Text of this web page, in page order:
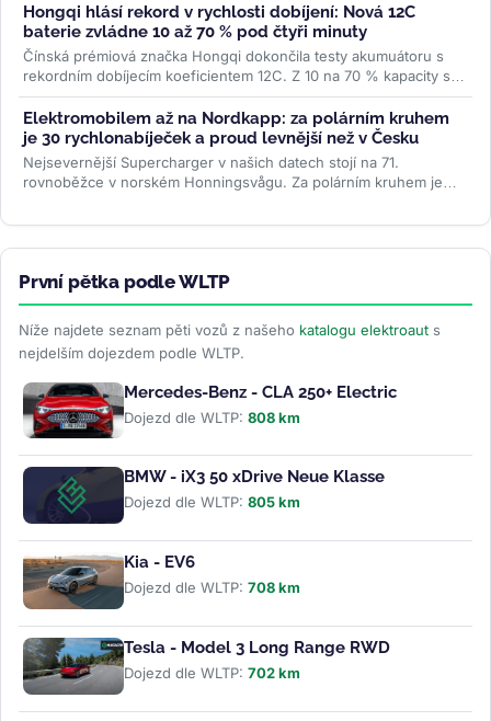
Hongqi hlásí rekord v rychlosti dobíjení: Nová 12C
baterie zvládne 10 až 70 % pod čtyři minuty
Čínská prémiová značka Hongqi dokončila testy akumuátoru s
rekordním dobíjecím koeficientem 12C. Z 10 na 70 % kapacity se
nabije za 3...>>
Elektromobilem až na Nordkapp: za polárním kruhem
je 30 rychlonabíječek a proud levnější než v Česku
Nejsevernější Supercharger v našich datech stojí na 71.
rovnoběžce v norském Honningsvågu. Za polárním kruhem je
První pětka podle WLTP
Níže najdete seznam pěti vozů z našeho katalogu elektroaut s
nejdelším dojezdem podle WLTP.
Mercedes-Benz - CLA 250+ Electric
Dojezd dle WLTP: 808 km
BMW - iX3 50 xDrive Neue Klasse
Dojezd dle WLTP: 805 km
Kia - EV6
Dojezd dle WLTP: 708 km
Tesla - Model 3 Long Range RWD
Dojezd dle WLTP: 702 km